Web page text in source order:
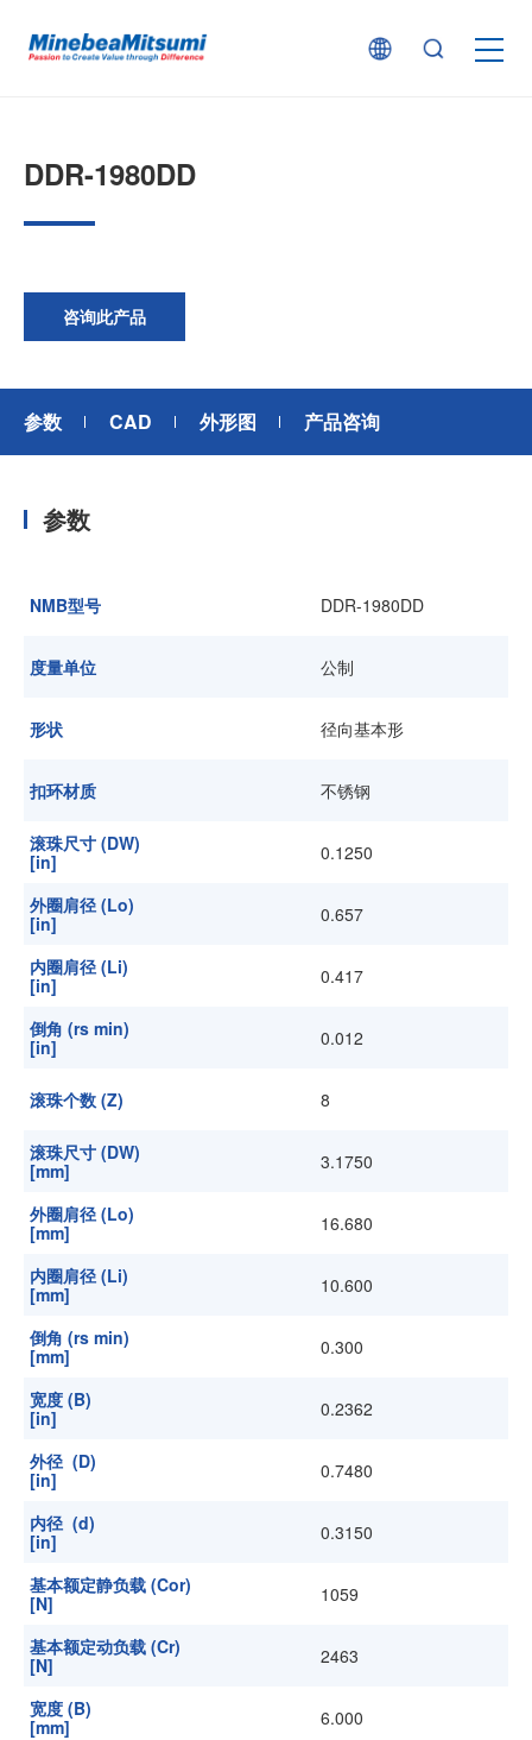
新闻
企业信息
加入我们
DDR-1980DD
咨询此产品
参数 CAD 外形图 产品咨询
参数
NMB型号 DDR-1980DD
度量单位 公制
形状 径向基本形
扣环材质 不锈钢
滚珠尺寸 (DW)
[in]
0.1250
外圈肩径 (Lo)
[in]
0.657
内圈肩径 (Li)
[in]
0.417
倒角 (rs min)
[in]
0.012
滚珠个数 (Z) 8
滚珠尺寸 (DW)
[mm]
3.1750
外圈肩径 (Lo)
[mm]
16.680
内圈肩径 (Li)
[mm]
10.600
倒角 (rs min)
[mm]
0.300
宽度 (B)
[in]
0.2362
外径 (D)
[in]
0.7480
内径 (d)
[in]
0.3150
基本额定静负载 (Cor)
[N]
1059
基本额定动负载 (Cr)
[N]
2463
宽度 (B)
[mm]
6.000